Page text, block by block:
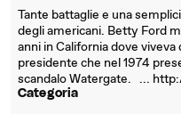
Tante battaglie e una
degli americani. Betty Ford
anni in California dove
presidente che nel 1974
scandalo Watergate. ...
Categoria